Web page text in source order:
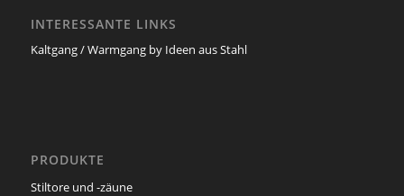
INTERESSANTE LINKS
Kaltgang / Warmgang by Ideen aus Stahl
PRODUKTE
Stiltore und -zäune